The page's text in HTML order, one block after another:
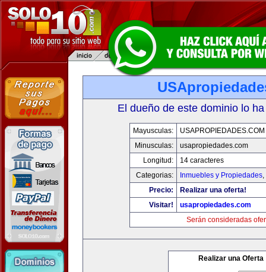
El dueño de este dominio lo
Mayusculas:
USAPROPIEDADES.COM
Minusculas:
usapropiedades.com
Longitud:
14 caracteres
Categorias:
Inmuebles y Propiedades,
Precio:
Realizar una oferta!
Visitar!
usapropiedades.com
Serán consideradas
Realizar una Oferta